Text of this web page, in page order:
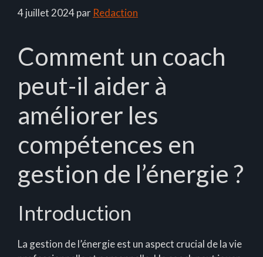
4 juillet 2024par Redaction
Comment un coach
peut-il aider à
améliorer les
compétences en
gestion de l’énergie ?
Introduction
La gestion de l’énergie est un aspect crucial de la vie